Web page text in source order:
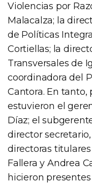
Violencias por
Malacalza; la
de Políticas
Cortiellas; la
Transversales de
coordinadora del
Cantora. En tanto,
estuvieron el
Díaz; el
director
directoras
Fallera y Andrea
hicieron